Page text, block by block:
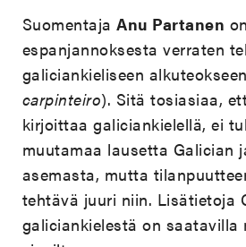
SuomentajaAnu Partanen
espanjannoksesta verraten
galiciankieliseen
carpinteiro). Sitä tosiasiaa,
kirjoittaa galiciankielellä, ei
muutamaa lausetta Galician
asemasta, mutta
tehtävä juuri niin. Lisätietoja
galiciankielestä on saatavilla